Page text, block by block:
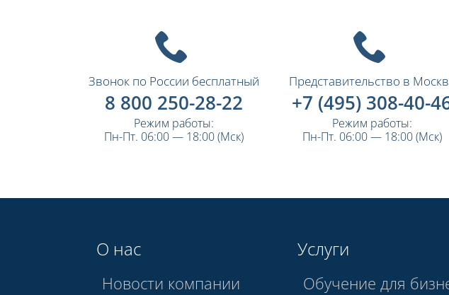
Звонок по России бесплатный
8 800 250-28-22
Режим работы:
Пн-Пт. 06:00 — 18:00 (Мск)
Представительство в
+7 (495) 308-40-
Режим работы:
Пн-Пт. 06:00 — 18:00 (Мск)
О нас
Новости компании
Услуги
Обучение для